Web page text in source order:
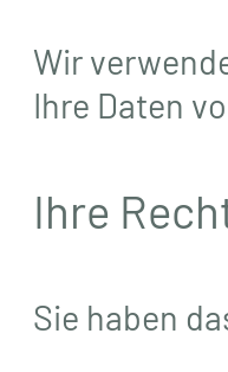
Wir
Ihre Daten
Ihre
Sie haben